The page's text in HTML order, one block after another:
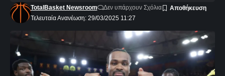
Τελευταία Ανανέωση: 29/03/2025 11:27
TotalBasket Newsroom Δεν υπάρχουν Σχόλια